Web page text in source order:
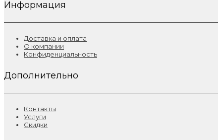
Информация
Доставка и оплата
О компании
Конфиденциальность
Дополнительно
Контакты
Услуги
Скидки